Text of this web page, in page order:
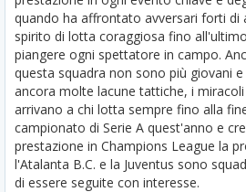
quando ha affrontato avversari forti di
spirito di lotta coraggiosa fino
piangere ogni spettatore in campo.
questa squadra non sono più giovani
ancora molte lacune tattiche, i
arrivano a chi lotta sempre fino alla
campionato di Serie A quest'anno e
prestazione in Champions League la
l'Atalanta B.C. e la Juventus sono
di essere seguite con interesse.